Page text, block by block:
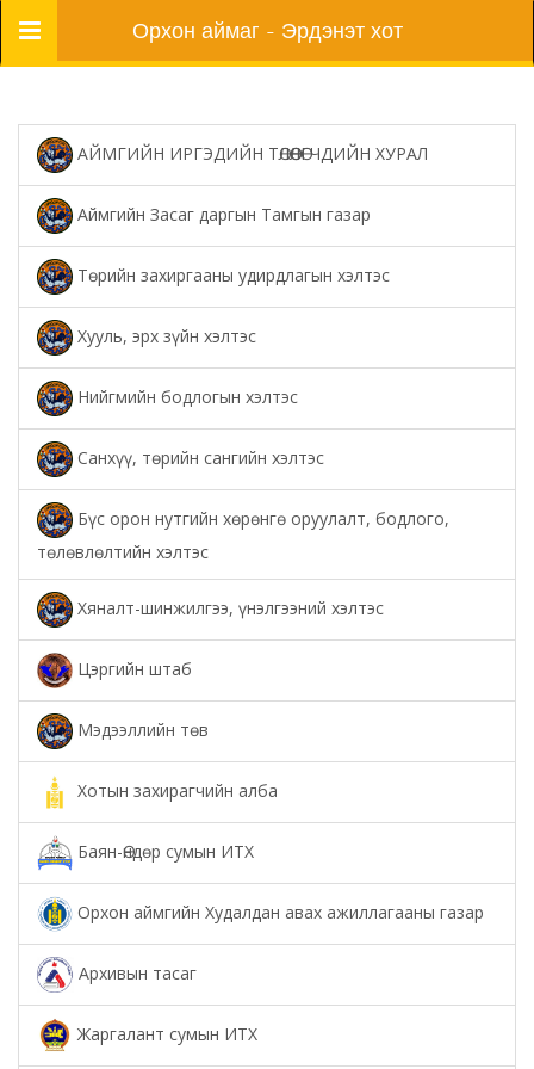
Цэс Орхон аймаг - Эрдэнэт хот
АЙМГИЙН ИРГЭДИЙН ТӨЛӨӨЛӨГЧДИЙН ХУРАЛ
Аймгийн Засаг даргын Тамгын газар
Төрийн захиргааны удирдлагын хэлтэс
Хууль, эрх зүйн хэлтэс
Нийгмийн бодлогын хэлтэс
Санхүү, төрийн сангийн хэлтэс
Бүс орон нутгийн хөрөнгө оруулалт, бодлого,
төлөвлөлтийн хэлтэс
Хяналт-шинжилгээ, үнэлгээний хэлтэс
Цэргийн штаб
Мэдээллийн төв
Хотын захирагчийн алба
Баян-Өндөр сумын ИТХ
Орхон аймгийн Худалдан авах ажиллагааны газар
Архивын тасаг
Жаргалант сумын ИТХ